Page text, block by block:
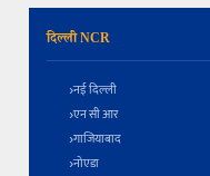
दिल्ली NCR
नई दिल्ली
एन सी आर
गाजियाबाद
नोएडा